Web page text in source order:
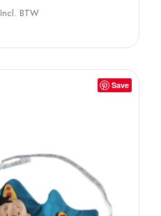
Incl. BTW
Save